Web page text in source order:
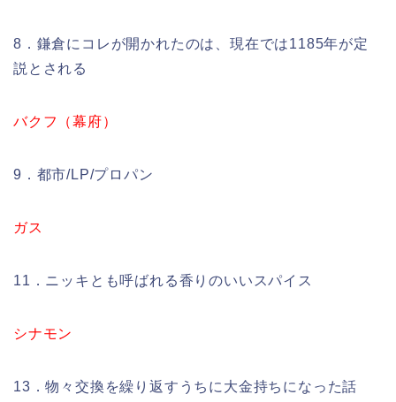
8．鎌倉にコレが開かれたのは、現在では1185年が定
説とされる
バクフ（幕府）
9．都市/LP/プロパン
ガス
11．ニッキとも呼ばれる香りのいいスパイス
シナモン
13．物々交換を繰り返すうちに大金持ちになった話